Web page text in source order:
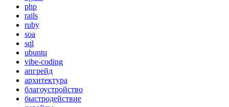
php
rails
ruby
soa
sql
ubuntu
vibe-coding
апгрейд
архитектура
благоустройство
быстродействие